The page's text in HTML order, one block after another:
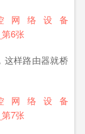
这样路由器就桥